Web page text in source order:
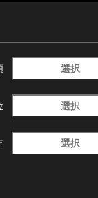
選択
選択
選択